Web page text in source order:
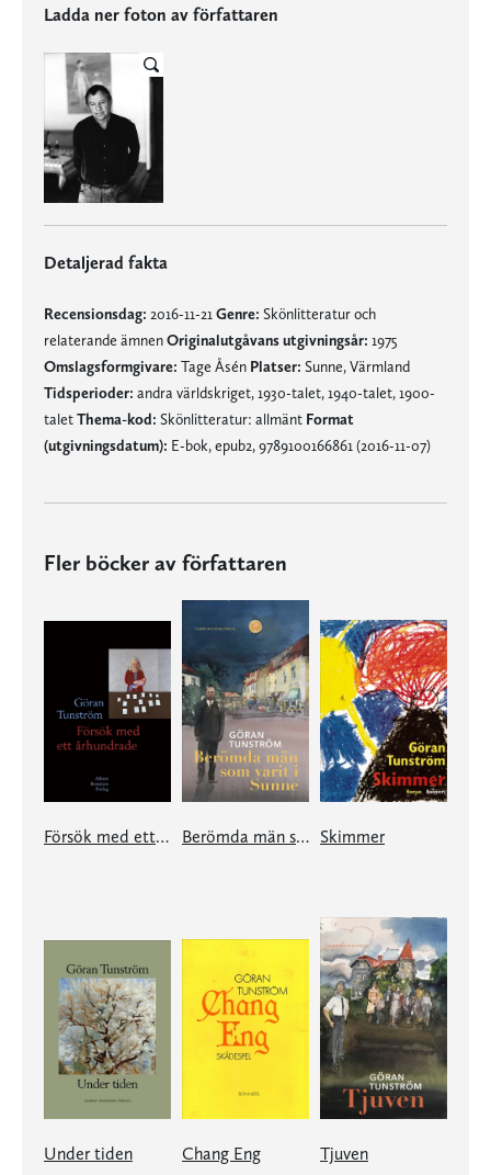
Ladda ner foton av författaren
Detaljerad fakta
Recensionsdag: 2016-11-21Genre: Skönlitteratur och
relaterande ämnenOriginalutgåvans utgivningsår: 1975
Omslagsformgivare: Tage Åsén Platser: Sunne, Värmland
Tidsperioder: andra världskriget, 1930-talet, 1940-talet, 1900-
taletThema-kod: Skönlitteratur: allmänt Format
(utgivningsdatum): E-bok, epub2, 9789100166861 (2016-11-07)
Fler böcker av författaren
Försök med ett århundrade Berömda män som varit i Sunne Skimmer
Under tiden Chang Eng Tjuven